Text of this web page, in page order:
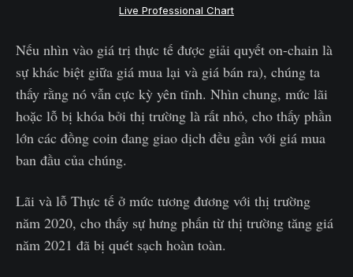
Live Professional Chart
Nếu nhìn vào giá trị thực tế được giải quyết on-chain là
sự khác biệt giữa giá mua lại và giá bán ra), chúng ta
thấy rằng nó vẫn cực kỳ yên tĩnh. Nhìn chung, mức lãi
hoặc lỗ bị khóa bởi thị trường là rất nhỏ, cho thấy phần
lớn các đồng coin đang giao dịch đều gần với giá mua
ban đầu của chúng.
Lãi và lỗ Thực tế ở mức tương đương với thị trường
năm 2020, cho thấy sự hưng phấn từ thị trường tăng giá
năm 2021 đã bị quét sạch hoàn toàn.